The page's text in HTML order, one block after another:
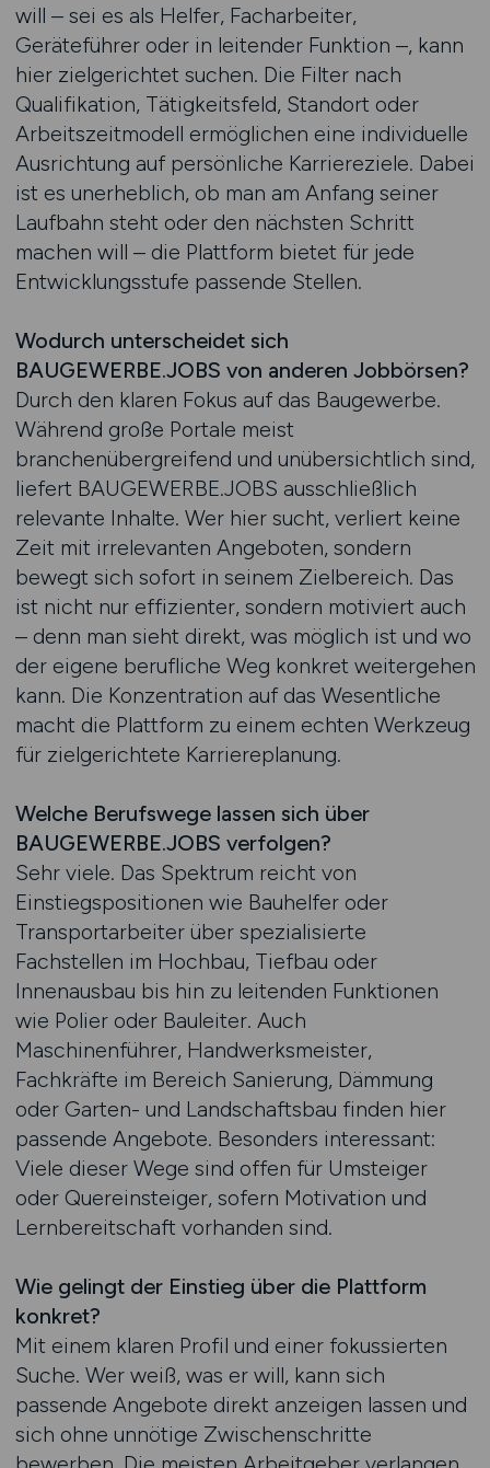
will – sei es als Helfer, Facharbeiter,
Geräteführer oder in leitender Funktion –, kann
hier zielgerichtet suchen. Die Filter nach
Qualifikation, Tätigkeitsfeld, Standort oder
Arbeitszeitmodell ermöglichen eine individuelle
Ausrichtung auf persönliche Karriereziele. Dabei
ist es unerheblich, ob man am Anfang seiner
Laufbahn steht oder den nächsten Schritt
machen will – die Plattform bietet für jede
Entwicklungsstufe passende Stellen.
Wodurch unterscheidet sich
BAUGEWERBE.JOBS von anderen Jobbörsen?
Durch den klaren Fokus auf das Baugewerbe.
Während große Portale meist
branchenübergreifend und unübersichtlich sind,
liefert BAUGEWERBE.JOBS ausschließlich
relevante Inhalte. Wer hier sucht, verliert keine
Zeit mit irrelevanten Angeboten, sondern
bewegt sich sofort in seinem Zielbereich. Das
ist nicht nur effizienter, sondern motiviert auch
– denn man sieht direkt, was möglich ist und wo
der eigene berufliche Weg konkret weitergehen
kann. Die Konzentration auf das Wesentliche
macht die Plattform zu einem echten Werkzeug
für zielgerichtete Karriereplanung.
Welche Berufswege lassen sich über
BAUGEWERBE.JOBS verfolgen?
Sehr viele. Das Spektrum reicht von
Einstiegspositionen wie Bauhelfer oder
Transportarbeiter über spezialisierte
Fachstellen im Hochbau, Tiefbau oder
Innenausbau bis hin zu leitenden Funktionen
wie Polier oder Bauleiter. Auch
Maschinenführer, Handwerksmeister,
Fachkräfte im Bereich Sanierung, Dämmung
oder Garten- und Landschaftsbau finden hier
passende Angebote. Besonders interessant:
Viele dieser Wege sind offen für Umsteiger
oder Quereinsteiger, sofern Motivation und
Lernbereitschaft vorhanden sind.
Wie gelingt der Einstieg über die Plattform
konkret?
Mit einem klaren Profil und einer fokussierten
Suche. Wer weiß, was er will, kann sich
passende Angebote direkt anzeigen lassen und
sich ohne unnötige Zwischenschritte